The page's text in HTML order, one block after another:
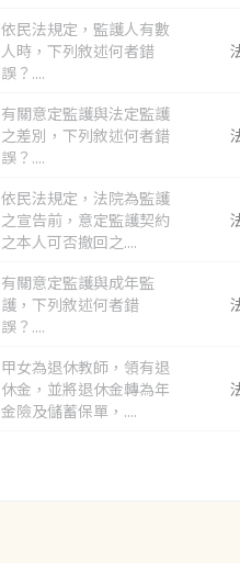
依民法規定，監護人有數
人時，下列敘述何者錯
誤？....
有關意定監護與法定監護
之差別，下列敘述何者錯
誤？....
依民法規定，法院為監護
之宣告前，意定監護契約
之本人可否撤回之....
有關意定監護與成年監
護，下列敘述何者錯
誤？....
甲女為退休教師，領有退
休金，並將退休金轉為年
金險及儲蓄保單，....